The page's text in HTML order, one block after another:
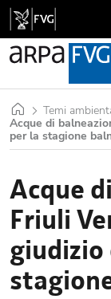
HomeTemi
Acque di
per la stagione
Acque
Friuli
giudizio